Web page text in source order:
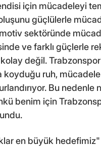
için mücadeleyi
güçlülerle
sektöründe
ve farklı güçlerle
değil.
koyduğu ruh,
Bu nedenle
benim için
en büyük hedefimiz"